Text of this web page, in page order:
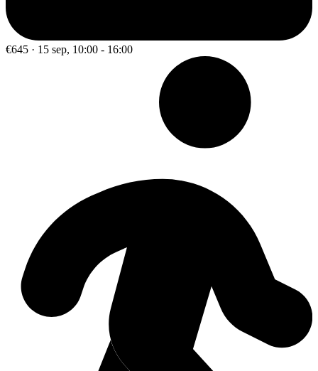
€645 · 15 sep, 10:00 - 16:00